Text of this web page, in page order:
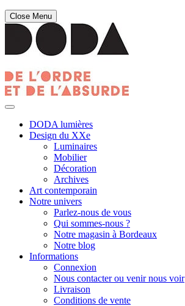
Close Menu
DODA lumières
Design du XXe
Luminaires
Mobilier
Décoration
Archives
Art contemporain
Notre univers
Parlez-nous de vous
Qui sommes-nous ?
Notre magasin à Bordeaux
Notre blog
Informations
Connexion
Nous contacter ou venir nous voir
Livraison
Conditions de vente